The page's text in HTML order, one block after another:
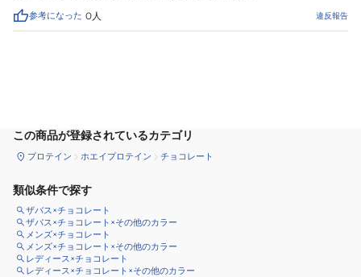
参考になった 0人 違反報告
この商品が登録されているカテゴリ
プロテイン ホエイプロテイン チョコレート
類似条件で探す
ザバス×チョコレート
ザバス×チョコレート×その他のカラー
メンズ×チョコレート
メンズ×チョコレート×その他のカラー
レディース×チョコレート
レディース×チョコレート×その他のカラー